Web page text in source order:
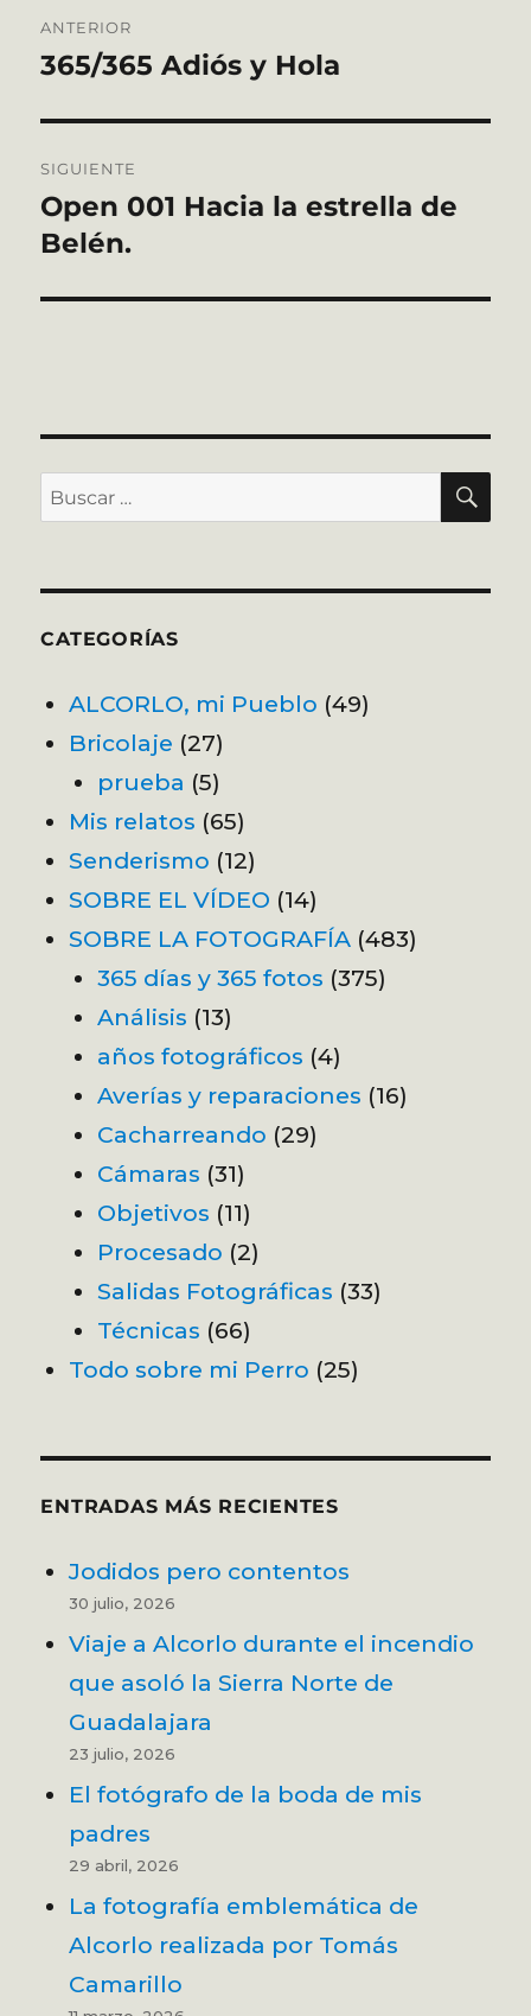
de
ANTERIOR
Entrada
365/365 Adiós y Hola
SIGUIENTE
Entrada
siguiente:
Open 001 Hacia la estrella de
Belén.
Buscar
por:
CATEGORÍAS
ALCORLO, mi Pueblo (49)
Bricolaje (27)
prueba (5)
Mis relatos (65)
Senderismo (12)
SOBRE EL VÍDEO (14)
SOBRE LA FOTOGRAFÍA (483)
365 días y 365 fotos (375)
Análisis (13)
años fotográficos (4)
Averías y reparaciones (16)
Cacharreando (29)
Cámaras (31)
Objetivos (11)
Procesado (2)
Salidas Fotográficas (33)
Técnicas (66)
Todo sobre mi Perro (25)
ENTRADAS MÁS RECIENTES
Jodidos pero contentos
30 julio, 2026
Viaje a Alcorlo durante el incendio
que asoló la Sierra Norte de
Guadalajara
23 julio, 2026
El fotógrafo de la boda de mis
padres
29 abril, 2026
La fotografía emblemática de
Alcorlo realizada por Tomás
Camarillo